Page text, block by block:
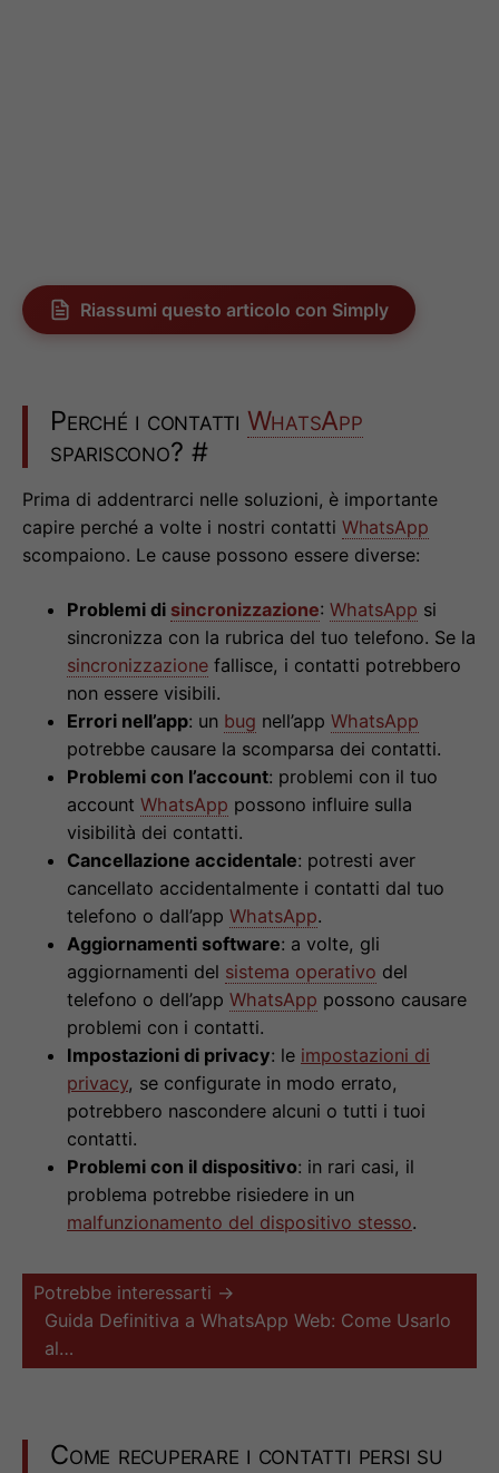
Riassumi questo articolo con Simply
Perché i contatti WhatsApp
spariscono? #
Prima di addentrarci nelle soluzioni, è importante
capire perché a volte i nostri contatti WhatsApp
scompaiono. Le cause possono essere diverse:
Problemi di sincronizzazione: WhatsApp si
sincronizza con la rubrica del tuo telefono. Se la
sincronizzazione fallisce, i contatti potrebbero
non essere visibili.
Errori nell’app: un bug nell’app WhatsApp
potrebbe causare la scomparsa dei contatti.
Problemi con l’account: problemi con il tuo
account WhatsApp possono influire sulla
visibilità dei contatti.
Cancellazione accidentale: potresti aver
cancellato accidentalmente i contatti dal tuo
telefono o dall’app WhatsApp.
Aggiornamenti software: a volte, gli
aggiornamenti del sistema operativo del
telefono o dell’app WhatsApp possono causare
problemi con i contatti.
Impostazioni di privacy: le impostazioni di
privacy, se configurate in modo errato,
potrebbero nascondere alcuni o tutti i tuoi
contatti.
Problemi con il dispositivo: in rari casi, il
problema potrebbe risiedere in un
malfunzionamento del dispositivo stesso.
Potrebbe interessarti →
Guida Definitiva a WhatsApp Web: Come Usarlo
al…
Come recuperare i contatti persi su